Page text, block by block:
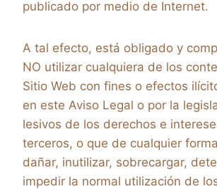
publicado por medio de Internet.
A tal efecto, está obligado y
NO utilizar cualquiera de los
Sitio Web con fines o efectos
en este Aviso Legal o por la
lesivos de los derechos e
terceros, o que de cualquier
dañar, inutilizar, sobrecargar,
impedir la normal utilización de